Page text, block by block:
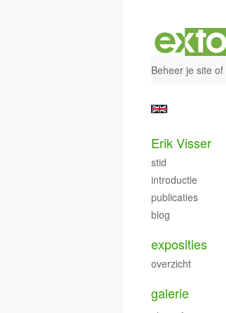
Beheer je site of
Erik Visser
stid
introductie
publicaties
blog
exposities
overzicht
galerie